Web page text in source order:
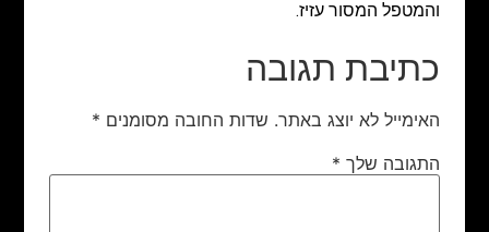
והמטפל המסור עזיז.
כתיבת תגובה
האימייל לא יוצג באתר. שדות החובה מסומנים *
התגובה שלך *